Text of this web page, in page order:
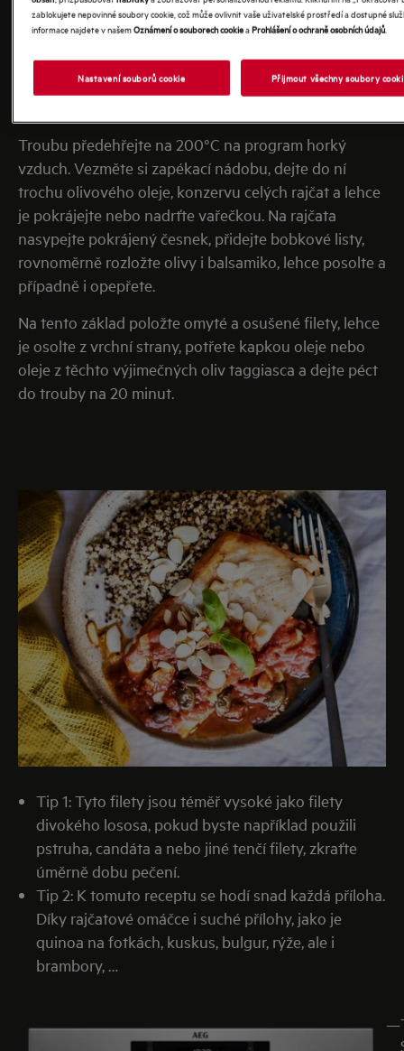
POSTUP
Troubu předehřejte na 200°C na program horký
vzduch. Vezměte si zapékací nádobu, dejte do ní
trochu olivového oleje, konzervu celých rajčat a lehce
je pokrájejte nebo nadrťte vařečkou. Na rajčata
nasypejte pokrájený česnek, přidejte bobkové listy,
rovnoměrně rozložte olivy i balsamiko, lehce posolte a
případně i opepřete.
Na tento základ položte omyté a osušené filety, lehce
je osolte z vrchní strany, potřete kapkou oleje nebo
oleje z těchto výjimečných oliv taggiasca a dejte péct
do trouby na 20 minut.
Tip 1: Tyto filety jsou téměř vysoké jako filety
divokého lososa, pokud byste například použili
pstruha, candáta a nebo jiné tenčí filety, zkraťte
úměrně dobu pečení.
Tip 2: K tomuto receptu se hodí snad každá příloha.
Díky rajčatové omáčce i suché přílohy, jako je
quinoa na fotkách, kuskus, bulgur, rýže, ale i
brambory, …
—
zablokujete nepovinné soubory cookie, což může ovlivnit vaše uživatelské prostředí a dostupné
informace najdete v našemOznámení o souborech cookieaProhlášení o ochraně osobních údajů.
Nastavení souborů cookie Přijmout všechny soubory